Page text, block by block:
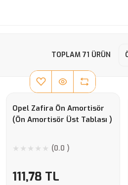
TOPLAM 71 ÜRÜN
Opel Zafira Ön Amortisör
(Ön Amortisör Üst Tablası )
(0.0 )
111,78 TL